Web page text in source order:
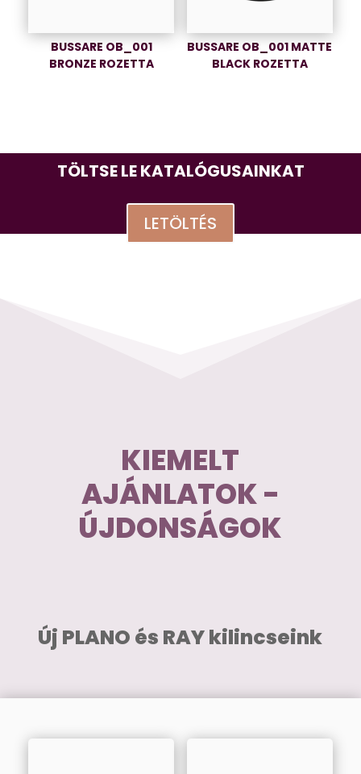
BUSSARE OB_001
BRONZE ROZETTA
BUSSARE OB_001 MATTE
BLACK ROZETTA
TÖLTSE LE KATALÓGUSAINKAT
LETÖLTÉS
KIEMELT
AJÁNLATOK -
ÚJDONSÁGOK
Új PLANO és RAY kilincseink